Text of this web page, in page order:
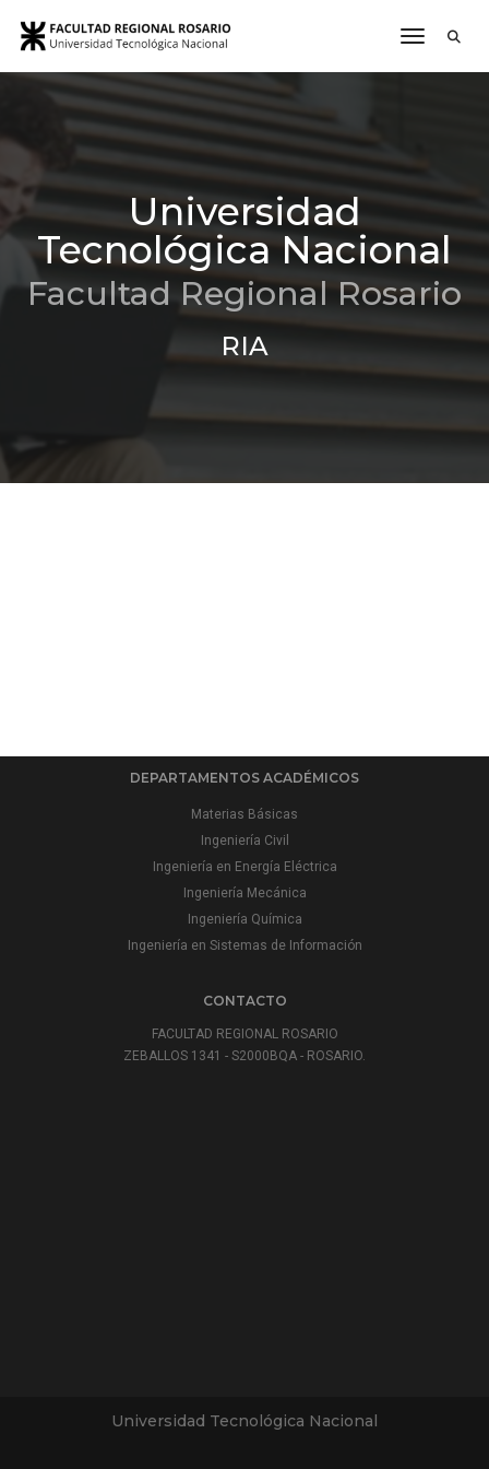
toggle
Universidad
Tecnológica Nacional
Facultad Regional Rosario
RIA
DEPARTAMENTOS ACADÉMICOS
Materias Básicas
Ingeniería Civil
Ingeniería en Energía Eléctrica
Ingeniería Mecánica
Ingeniería Química
Ingeniería en Sistemas de Información
CONTACTO
FACULTAD REGIONAL ROSARIO
ZEBALLOS 1341 - S2000BQA - ROSARIO.
Universidad Tecnológica Nacional